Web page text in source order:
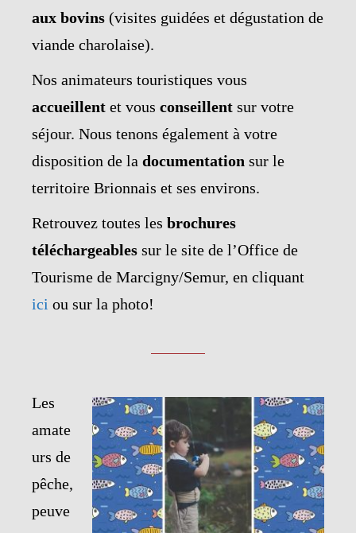
aux bovins (visites guidées et dégustation de
viande charolaise).
Nos animateurs touristiques vous
accueillent et vous conseillent sur votre
séjour. Nous tenons également à votre
disposition de la documentation sur le
territoire Brionnais et ses environs.
Retrouvez toutes les brochures
téléchargeables sur le site de l’Office de
Tourisme de Marcigny/Semur, en cliquant
ici ou sur la photo!
Les
amate
urs de
pêche,
peuve